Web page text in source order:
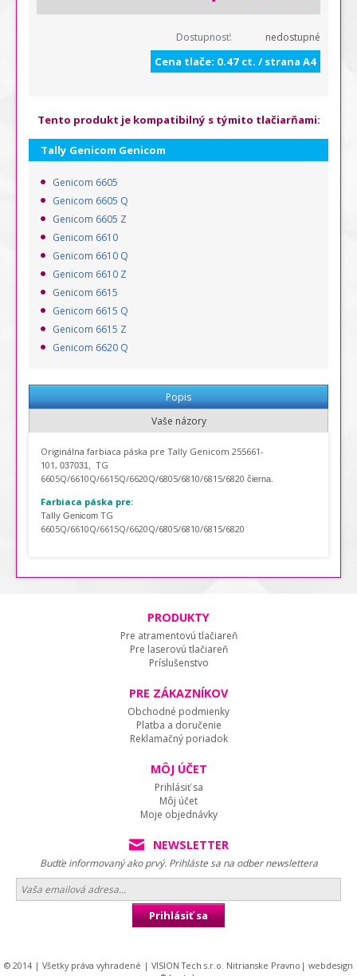
Dostupnosť: nedostupné
Cena tlače: 0.47 ct. / strana A4
Tento produkt je kompatibilný s týmito tlačiarňami:
Tally Genicom Genicom
Genicom 6605
Genicom 6605 Q
Genicom 6605 Z
Genicom 6610
Genicom 6610 Q
Genicom 6610 Z
Genicom 6615
Genicom 6615 Q
Genicom 6615 Z
Genicom 6620 Q
Popis
Vaše názory
Originálna farbiaca páska pre Tally Genicom 255661-
101, 037031,
TG
6605Q/6610Q/6615Q/6620Q/6805/6810/6815/6820 čierna.
Farbiaca páska pre:
Tally Genicom TG
6605Q/6610Q/6615Q/6620Q/6805/6810/6815/6820
PRODUKTY
Pre atramentovú tlačiareň
Pre laserovú tlačiareň
Príslušenstvo
PRE ZÁKAZNÍKOV
Obchodné podmienky
Platba a doručenie
Reklamačný poriadok
MÔJ ÚČET
Prihlásiť sa
Môj účet
Moje objednávky
NEWSLETTER
Budťe informovaný ako prvý. Prihláste sa na odber newslettera
Prihlásiť sa
© 2014 | Všetky práva vyhradené | VISION Tech s.r.o. Nitrianske Pravno| webdesign